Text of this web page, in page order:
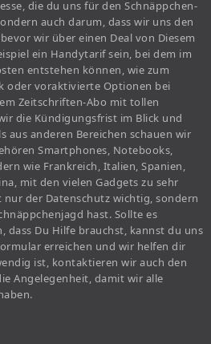
die du uns für den Schnäppchen-
auch darum, dass wir uns den
wir über einen Deal von Diesem
ein Handytarif sein, bei dem im
entstehen können, wie zum
oder voraktivierte Optionen bei
Zeitschriften-Abo mit tollen
die Kündigungsfrist im Blick und
aus anderen Bereichen schauen wir
Smartphones, Notebooks,
wie Frankreich, Italien, Spanien,
mit den vielen Gadgets zu sehr
der Datenschutz wichtig, sondern
hast. Sollte es
dass Du Hilfe brauchst, kannst du uns
erreichen und wir helfen dir
ist, kontaktieren wir auch den
Angelegenheit, damit wir alle